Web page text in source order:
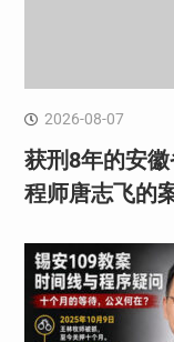
2026-08-07
获刑8年的安
程师唐志飞的